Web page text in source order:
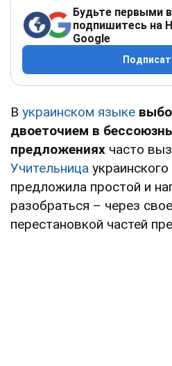
Будьте первыми
подпишитесь на
Google
В украинском языке
двоеточием в
предложениях часто
Учительница
предложила простой и
разобраться – через
перестановкой частей